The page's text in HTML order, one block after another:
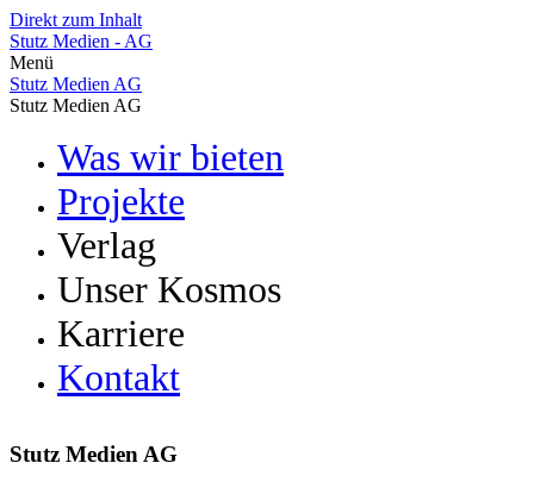
Direkt zum Inhalt
Stutz Medien - AG
Menü
Stutz Medien AG
Stutz Medien AG
Was wir bieten
Projekte
Verlag
Vermarktung
Bücher
Zeitschriften & Magazine
Verlag VZGV
Leidzirkulare
Webshop
Unser Kosmos
Stutz Medien
POMCANYS
!ncubator
Karriere
Offene Jobs
Lehrstellen
Kontakt
Stutz Medien AG